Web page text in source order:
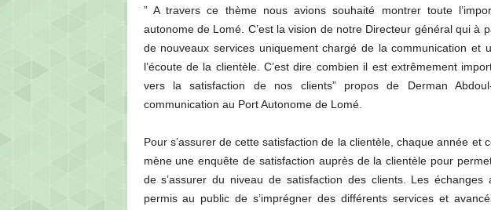
” A travers ce thème nous avions souhaité montrer toute
autonome de Lomé. C’est la vision de notre Directeur général qui à
de nouveaux services uniquement chargé de la communication et
l’écoute de la clientèle. C’est dire combien il est extrêmement
vers la satisfaction de nos clients” propos de Derman
communication au Port Autonome de Lomé.
Pour s’assurer de cette satisfaction de la clientèle, chaque année et
mène une enquête de satisfaction auprès de la clientèle pour
de s’assurer du niveau de satisfaction des clients. Les
permis au public de s’imprégner des différents services et